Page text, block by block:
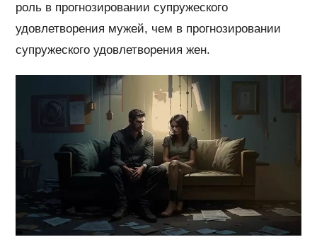
роль в прогнозировании супружеского
удовлетворения мужей, чем в прогнозировании
супружеского удовлетворения жен.